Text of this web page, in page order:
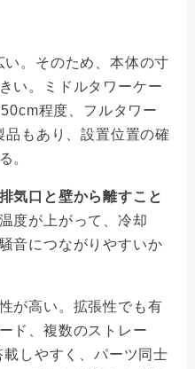
。そのため、本体の寸
い。ミドルタワーケー
程度、フルタワー
もあり、設置位置の確
。
気口と壁から離すこと
度が上がって、冷却
音につながりやすいか
が高い。拡張性でも有
ド、複数のストレー
しやすく、パーツ同士